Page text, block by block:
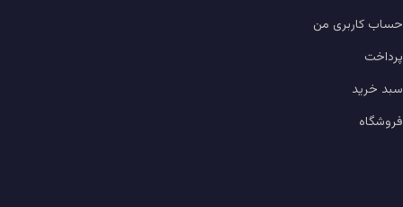
حساب کاربری من
پرداخت
سبد خرید
فروشگاه